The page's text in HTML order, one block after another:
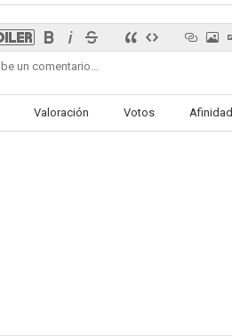
Valoración Votos Afinidad